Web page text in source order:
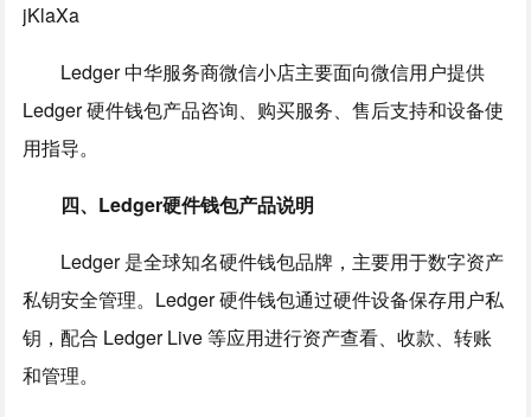
jKlaXa
Ledger 中华服务商微信小店主要面向微信用户提供
Ledger 硬件钱包产品咨询、购买服务、售后支持和设备使
用指导。
四、Ledger硬件钱包产品说明
Ledger 是全球知名硬件钱包品牌，主要用于数字资产
私钥安全管理。Ledger 硬件钱包通过硬件设备保存用户私
钥，配合 Ledger Live 等应用进行资产查看、收款、转账
和管理。